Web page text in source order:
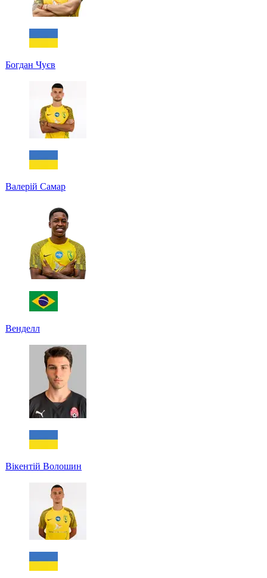
Богдан Чуєв
Валерій Самар
Венделл
Вікентій Волошин